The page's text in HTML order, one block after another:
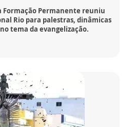
Formação Permanente reuniu
Rio para palestras, dinâmicas
tema da evangelização.